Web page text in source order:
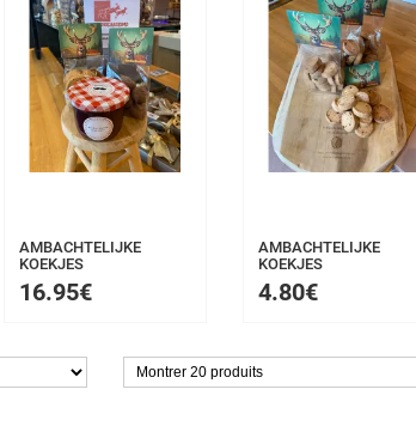
AMBACHTELIJKE
KOEKJES
16.95€
AMBACHTELIJKE
KOEKJES
4.80€